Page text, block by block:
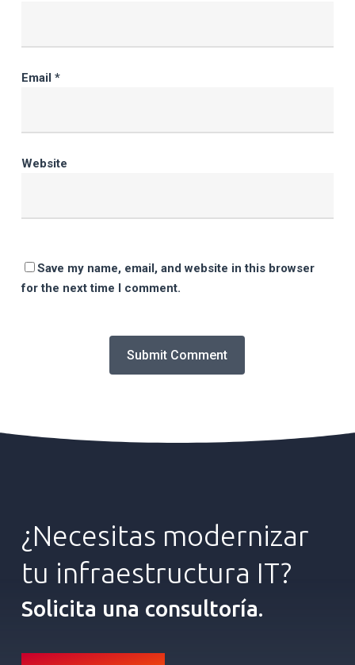
Email *
Website
Save my name, email, and website in this browser
for the next time I comment.
¿Necesitas modernizar
tu infraestructura IT?
Solicita una consultoría.